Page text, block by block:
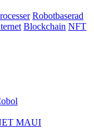
Robotbaserad
Blockchain NFT
MAUI